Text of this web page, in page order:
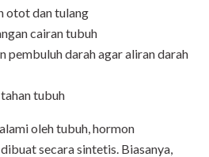
otot dan tulang
cairan tubuh
pembuluh darah agar aliran darah
tubuh
oleh tubuh, hormon
secara sintetis. Biasanya,